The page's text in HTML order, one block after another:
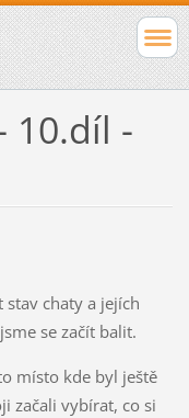
10.díl -
stav chaty a jejích
se začít balit.
místo kde byl ještě
začali vybírat, co si